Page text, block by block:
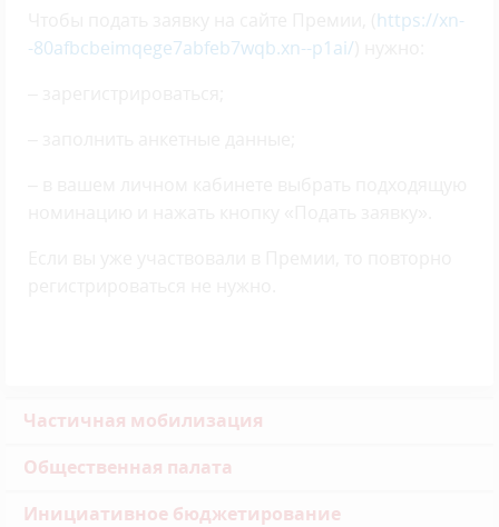
https://xn-
-80afbcbeimqege7abfeb7wqb.xn--p1ai/
Частичная мобилизация
Общественная палата
Инициативное бюджетирование